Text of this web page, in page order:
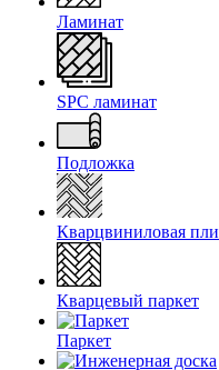
Ламинат
SPC ламинат
Подложка
Кварцвиниловая
Кварцевый паркет
Паркет